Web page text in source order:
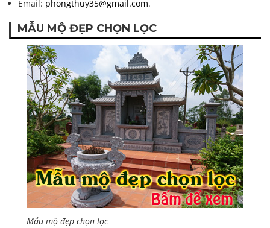
Email: phongthuy35@gmail.com.
MẪU MỘ ĐẸP CHỌN LỌC
Mẫu mộ đẹp chọn lọc